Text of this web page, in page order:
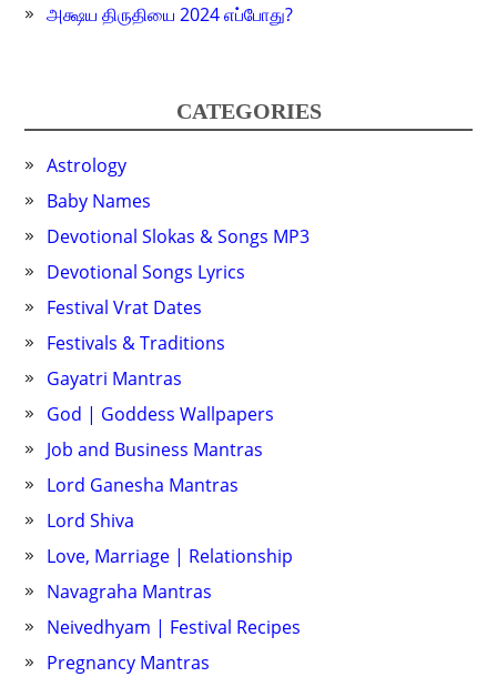
அக்ஷய திருதியை 2024 எப்போது?
CATEGORIES
Astrology
Baby Names
Devotional Slokas & Songs MP3
Devotional Songs Lyrics
Festival Vrat Dates
Festivals & Traditions
Gayatri Mantras
God | Goddess Wallpapers
Job and Business Mantras
Lord Ganesha Mantras
Lord Shiva
Love, Marriage | Relationship
Navagraha Mantras
Neivedhyam | Festival Recipes
Pregnancy Mantras